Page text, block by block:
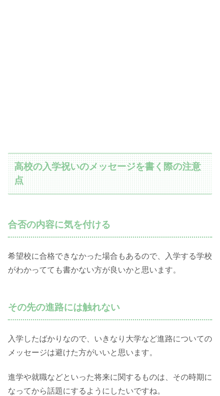
高校の入学祝いのメッセージを書く際の注意
点
合否の内容に気を付ける
希望校に合格できなかった場合もあるので、入学する学校
がわかってても書かない方が良いかと思います。
その先の進路には触れない
入学したばかりなので、いきなり大学など進路についての
メッセージは避けた方がいいと思います。
進学や就職などといった将来に関するものは、その時期に
なってから話題にするようにしたいですね。